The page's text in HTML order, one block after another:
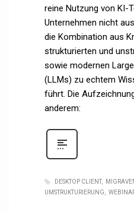
reine Nutzung von KI-
Unternehmen nicht
die Kombination aus
strukturierten und
sowie modernen
(LLMs) zu echtem
führt. Die
anderem:
DESKTOP CLIENT
UMSTRUKTURIERUNG